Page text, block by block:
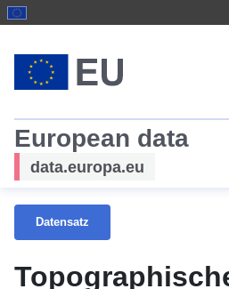
European data
data.europa.eu
Datensatz